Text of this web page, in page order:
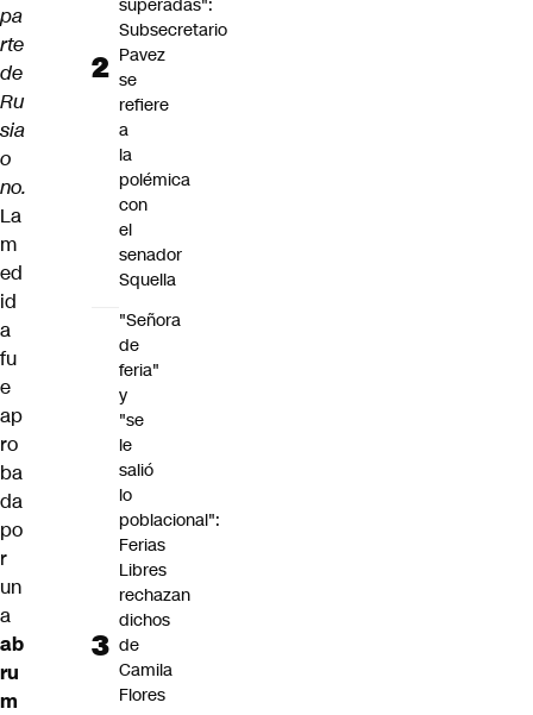
pa
rte
de
Ru
sia
o
no.
La
m
ed
id
a
fu
e
ap
ro
ba
da
po
r
un
a
ab
ru
m
superadas":
Subsecretario
Pavez
se
refiere
a
la
polémica
con
el
senador
Squella
"Señora
de
feria"
y
"se
le
salió
lo
poblacional":
Ferias
Libres
rechazan
dichos
de
Camila
Flores